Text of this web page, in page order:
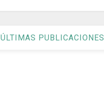
ÚLTIMAS PUBLICACIONES